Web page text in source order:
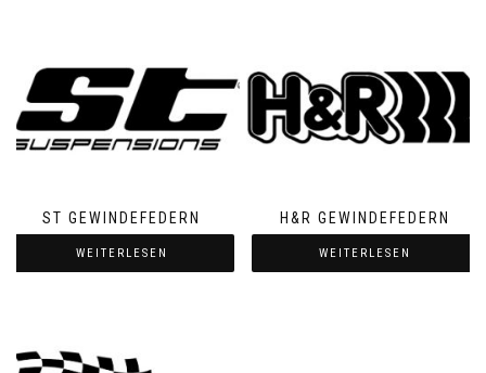
ST GEWINDEFEDERN
WEITERLESEN
H&R GEWINDEFEDERN
WEITERLESEN